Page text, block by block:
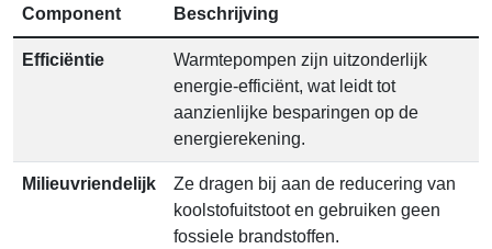
Component Beschrijving
Efficiëntie
Warmtepompen zijn uitzonderlijk
energie-efficiënt, wat leidt tot
aanzienlijke besparingen op de
energierekening.
Milieuvriendelijk
Ze dragen bij aan de reducering van
koolstofuitstoot en gebruiken geen
fossiele brandstoffen.